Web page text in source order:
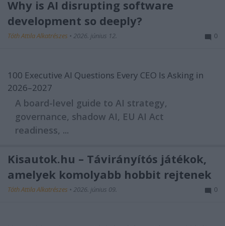
Why is AI disrupting software
development so deeply?
Tóth Attila Alkatrészes • 2026. június 12. 0
100 Executive AI Questions Every CEO Is Asking in
2026–2027
A board-level guide to AI strategy,
governance, shadow AI, EU AI Act
readiness, ...
Kisautok.hu – Távirányítós játékok,
amelyek komolyabb hobbit rejtenek
Tóth Attila Alkatrészes • 2026. június 09. 0